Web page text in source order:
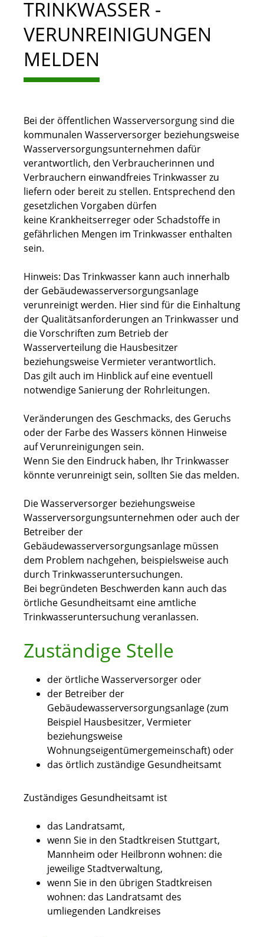
TRINKWASSER -
VERUNREINIGUNGEN
MELDEN
Bei der öffentlichen Wasserversorgung sind die
kommunalen Wasserversorger beziehungsweise
Wasserversorgungsunternehmen dafür
verantwortlich, den Verbraucherinnen und
Verbrauchern einwandfreies Trinkwasser zu
liefern oder bereit zu stellen. Entsprechend den
gesetzlichen Vorgaben dürfen
keine Krankheitserreger oder Schadstoffe in
gefährlichen Mengen im Trinkwasser enthalten
sein.
Hinweis: Das Trinkwasser kann auch innerhalb
der Gebäudewasserversorgungsanlage
verunreinigt werden. Hier sind für die Einhaltung
der Qualitätsanforderungen an Trinkwasser und
die Vorschriften zum Betrieb der
Wasserverteilung die Hausbesitzer
beziehungsweise Vermieter verantwortlich.
Das gilt auch im Hinblick auf eine eventuell
notwendige Sanierung der Rohrleitungen.
Veränderungen des Geschmacks, des Geruchs
oder der Farbe des Wassers können Hinweise
auf Verunreinigungen sein.
Wenn Sie den Eindruck haben, Ihr Trinkwasser
könnte verunreinigt sein, sollten Sie das melden.
Die Wasserversorger beziehungsweise
Wasserversorgungsunternehmen oder auch der
Betreiber der
Gebäudewasserversorgungsanlage müssen
dem Problem nachgehen, beispielsweise auch
durch Trinkwasseruntersuchungen.
Bei begründeten Beschwerden kann auch das
örtliche Gesundheitsamt eine amtliche
Trinkwasseruntersuchung veranlassen.
Zuständige Stelle
der örtliche Wasserversorger oder
der Betreiber der
Gebäudewasserversorgungsanlage (zum
Beispiel Hausbesitzer, Vermieter
beziehungsweise
Wohnungseigentümergemeinschaft) oder
das örtlich zuständige Gesundheitsamt
Zuständiges Gesundheitsamt ist
das Landratsamt,
wenn Sie in den Stadtkreisen Stuttgart,
Mannheim oder Heilbronn wohnen: die
jeweilige Stadtverwaltung,
wenn Sie in den übrigen Stadtkreisen
wohnen: das Landratsamt des
umliegenden Landkreises